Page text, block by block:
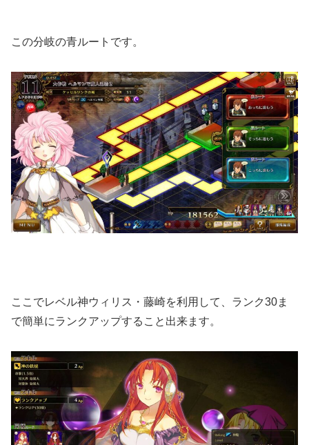
この分岐の青ルートです。
ここでレベル神ウィリス・藤崎を利用して、ランク30ま
で簡単にランクアップすること出来ます。